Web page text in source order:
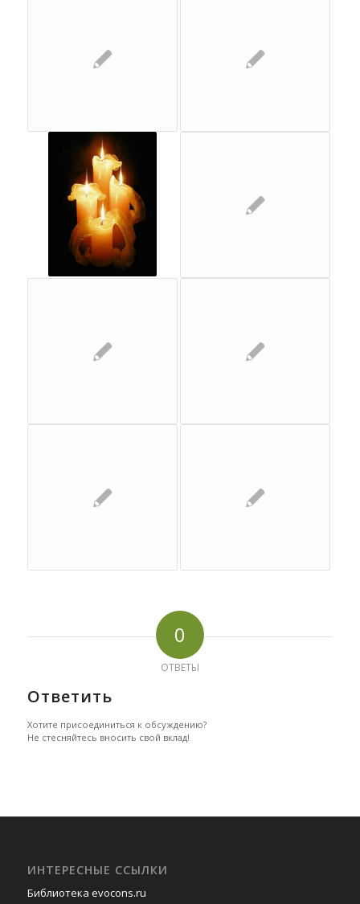
0
ОТВЕТЫ
Ответить
Хотите присоединиться к обсуждению?
Не стесняйтесь вносить свой вклад!
ИНТЕРЕСНЫЕ ССЫЛКИ
Библиотека evocons.ru